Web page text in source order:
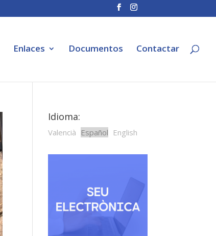
Enlaces Documentos Contactar
Idioma:
Valencià Español English